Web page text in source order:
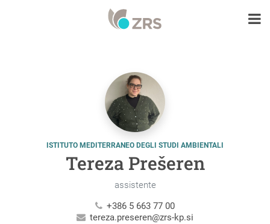
ISTITUTO MEDITERRANEO DEGLI STUDI AMBIENTALI
Tereza Prešeren
assistente
+386 5 663 77 00
tereza.preseren@zrs-kp.si